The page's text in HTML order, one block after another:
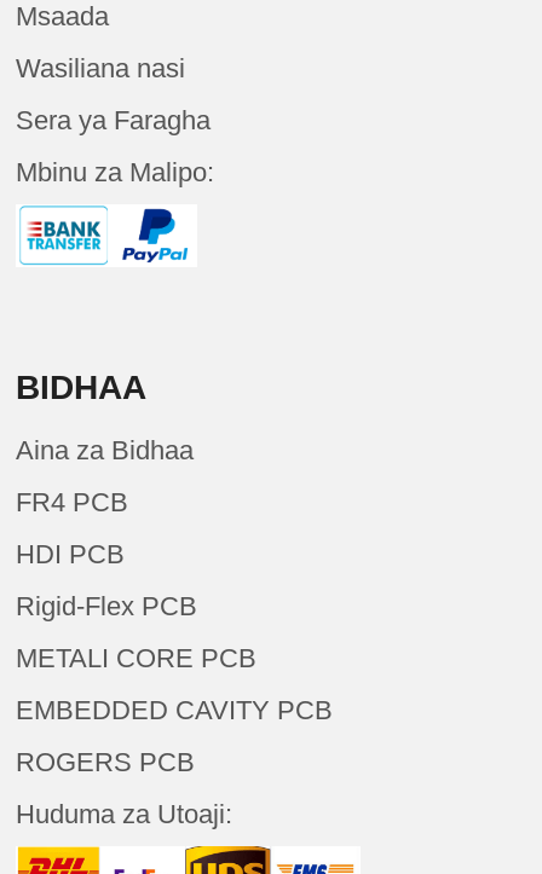
Msaada
Wasiliana nasi
Sera ya Faragha
Mbinu za Malipo:
BIDHAA
Aina za Bidhaa
FR4 PCB
HDI PCB
Rigid-Flex PCB
METALI CORE PCB
EMBEDDED CAVITY PCB
ROGERS PCB
Huduma za Utoaji: